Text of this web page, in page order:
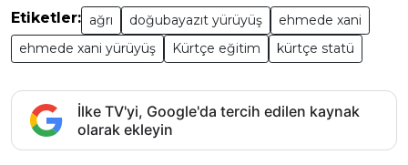
Etiketler: ağrı doğubayazıt yürüyüş
ehmede xani
ehmede xani yürüyüş
Kürtçe eğitim kürtçe statü
İlke TV'yi, Google'da tercih edilen kaynak
olarak ekleyin